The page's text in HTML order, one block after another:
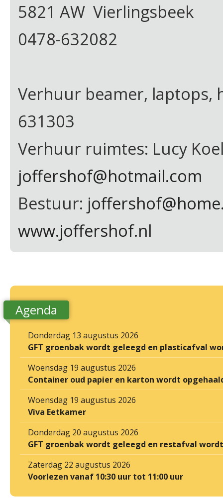
5821 AW Vierlingsbeek
0478-632082
Verhuur beamer, laptops,
631303
Verhuur ruimtes: Lucy
joffershof@hotmail.com
Bestuur:
www.joffershof.nl
Agenda
Donderdag 13 augustus 2026
GFT groenbak wordt geleegd en plasticafval
Woensdag 19 augustus 2026
Container oud papier en karton wordt
Woensdag 19 augustus 2026
Viva Eetkamer
Donderdag 20 augustus 2026
GFT groenbak wordt geleegd en restafval
Zaterdag 22 augustus 2026
Voorlezen vanaf 10:30 uur tot 11:00 uur